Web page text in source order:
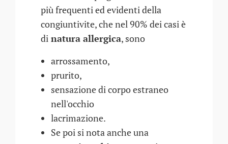
più frequenti ed evidenti della
congiuntivite, che nel 90% dei casi è
di natura allergica, sono
arrossamento,
prurito,
sensazione di corpo estraneo
nell'occhio
lacrimazione.
Se poi si nota anche una